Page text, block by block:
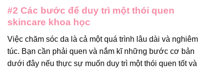
#2 Các bước để duy trì một thói quen
skincare khoa học
Việc chăm sóc da là cả một quá trình lâu dài và nghiêm
túc. Bạn cần phải quen và nắm kĩ những bước cơ bản
dưới đây nếu thực sự muốn duy trì một thói quen tốt và